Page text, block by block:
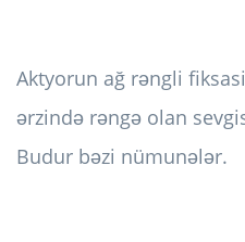
Aktyorun ağ rəngli
ərzində rəngə olan
Budur bəzi nümunələr.